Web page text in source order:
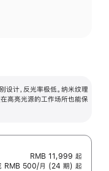
设计，反光率极低。纳米纹理
高亮光源的工作场所也能保
RMB 11,999 起
RMB 500/月 (24 期) 起